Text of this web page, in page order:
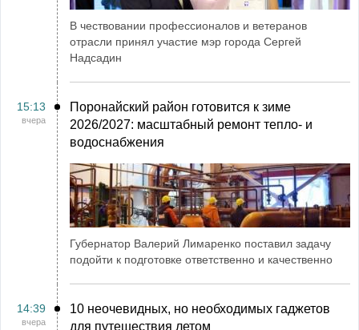
В чествовании профессионалов и ветеранов
отрасли принял участие мэр города Сергей
Надсадин
15:13
вчера
Поронайский район готовится к зиме
2026/2027: масштабный ремонт тепло- и
водоснабжения
Губернатор Валерий Лимаренко поставил задачу
подойти к подготовке ответственно и качественно
14:39
вчера
10 неочевидных, но необходимых гаджетов
для путешествия летом